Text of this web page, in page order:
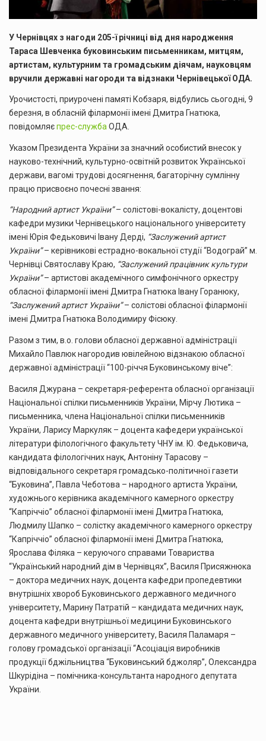
У Чернівцях з нагоди 205-ї річниці від дня народження
Тараса Шевченка буковинським письменникам, митцям,
артистам, культурним та громадським діячам, науковцям
вручили державні нагороди та відзнаки Чернівецької ОДА.
Урочистості, приурочені памяті Кобзаря, відбулись сьогодні, 9
березня, в обласній філармонії імені Дмитра Гнатюка,
повідомляєпрес-службаОДА.
Указом Президента України за значний особистий внесок у
науково-технічний, культурно-освітній розвиток Української
держави, вагомі трудові досягнення, багаторічну сумлінну
працю присвоєно почесні звання:
“Народний артист України”– солістові-вокалісту, доцентові
кафедри музики Чернівецького національного університету
імені Юрія Федьковичі Івану Дерді, “Заслужений артист
України”– керівникові естрадно-вокальної студії “Водограй” м.
Чернівці Святославу Краю, “Заслужений працівник культури
України”– артистові академічного симфонічного оркестру
обласної філармонії імені Дмитра Гнатюка Івану Горанюку,
“Заслужений артист України”– солістові обласної філармонії
імені Дмитра Гнатюка Володимиру Фісюку.
Разом з тим, в.о. голови обласної державної адміністрації
Михайло Павлюк нагородив ювілейною відзнакою обласної
державної адміністрації “100-річчя Буковинському віче”:
Василя Джурана – секретаря-референта обласної організації
Національної спілки письменників України, Мірчу Лютика –
письменника, члена Національної спілки письменників
України, Ларису Маркуляк – доцента кафедери української
літератури філологічного факультету ЧНУ ім. Ю. Федьковича,
кандидата філологічних наук, Антоніну Тарасову –
відповідального секретаря громадсько-політичної газети
“Буковина”, Павла Чеботова – народного артиста України,
художнього керівника академічного камерного оркестру
“Капріччіо” обласної філармонії імені Дмитра Гнатюка,
Людмилу Шапко – солістку академічного камерного оркестру
“Капріччіо” обласної філармонії імені Дмитра Гнатюка,
Ярослава Філяка – керуючого справами Товариства
“Український народний дім в Чернівцях”, Василя Присяжнюка
– доктора медичних наук, доцента кафедри пропедевтики
внутрішніх хвороб Буковинського державного медичного
університету, Марину Патратій – кандидата медичних наук,
доцента кафедри внутрішньої медицини Буковинського
державного медичного університету, Василя Паламаря –
голову громадської організації “Асоціація виробників
продукції бджільництва “Буковинський бджоляр”, Олександра
Шкурідіна – помічника-консультанта народного депутата
України.